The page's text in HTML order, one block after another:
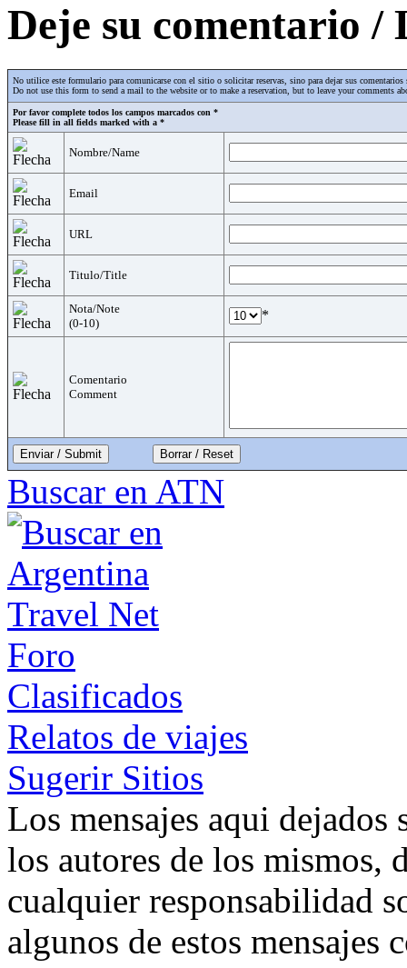
Deje su comentario /
No utilice este formulario para comunicarse con el sitio o solicitar reservas, sino para dejar sus
Do not use this form to send a mail to the website or to make a reservation, but to leave your comments
Por favor complete todos los campos marcados con *
Please fill in all fields marked with a *
Nombre/Name
Email
URL
Titulo/Title
Nota/Note
(0-10)
*
Comentario
Comment
Enviar / Submit
Buscar en ATN
Foro
Clasificados
Relatos de viajes
Sugerir Sitios
Los mensajes aqui
los autores de los mismos,
cualquier responsabilidad
algunos de estos